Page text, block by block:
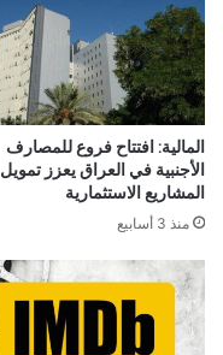
المالية: افتتاح فروع للمصارف
الأجنبية في العراق يعزز تمويل
المشاريع الاستثمارية
منذ 3 أسابيع